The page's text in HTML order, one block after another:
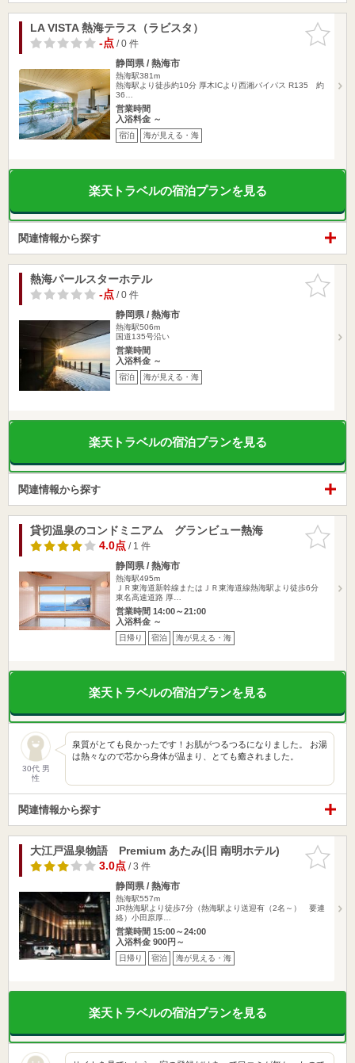
お気に入
りに追加
LA VISTA 熱海テラス（ラビスタ）
-点/ 0 件
静岡県 / 熱海市
熱海駅381m
熱海駅より徒歩約10分 厚木ICより西湘バイパス R135 約
36…
営業時間
入浴料金 ～
宿泊 海が見える・海
楽天トラベルの宿泊プランを見る
関連情報から探す
お気に入
りに追加
熱海パールスターホテル
-点/ 0 件
静岡県 / 熱海市
熱海駅506m
国道135号沿い
営業時間
入浴料金 ～
宿泊 海が見える・海
楽天トラベルの宿泊プランを見る
関連情報から探す
お気に入
りに追加
貸切温泉のコンドミニアム グランビュー熱海
4.0点/ 1 件
静岡県 / 熱海市
熱海駅495m
ＪＲ東海道新幹線またはＪＲ東海道線熱海駅より徒歩6分
東名高速道路 厚…
営業時間 14:00～21:00
入浴料金 ～
日帰り 宿泊 海が見える・海
楽天トラベルの宿泊プランを見る
30代 男
性
泉質がとても良かったです！お肌がつるつるになりました。 お湯
は熱々なので芯から身体が温まり、とても癒されました。
関連情報から探す
お気に入
りに追加
大江戸温泉物語 Premium あたみ(旧 南明ホテル)
3.0点/ 3 件
静岡県 / 熱海市
熱海駅557m
JR熱海駅より徒歩7分（熱海駅より送迎有（2名～） 要連
絡）小田原厚…
営業時間 15:00～24:00
入浴料金 900円～
日帰り 宿泊 海が見える・海
楽天トラベルの宿泊プランを見る